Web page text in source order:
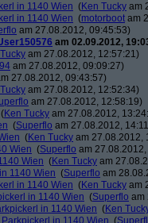
in 1140 Wien (Ken Tucky am
in 1140 Wien (motorboot am
am 27.08.2012, 09:45:53)
am 02.09.2012,
am 27.08.2012, 12:57:21)
am 27.08.2012, 09:09:27)
27.08.2012, 09:43:57)
am 27.08.2012, 12:52:34)
am 27.08.2012, 12:58:19)
(Ken Tucky am 27.08.2012,
(Superflo am 27.08.2012,
(Ken Tucky am 27.08.2012,
Wien (Superflo am
Wien (Ken Tucky am
1140 Wien (Superflo am
in 1140 Wien (Ken Tucky am
in 1140 Wien (Superflo am
in 1140 Wien (Ken
Parkpickerl in 1140 Wien (